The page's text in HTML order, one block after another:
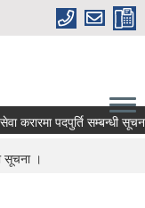
पदपुर्ति सम्बन्धी सूचना
सूचना ।